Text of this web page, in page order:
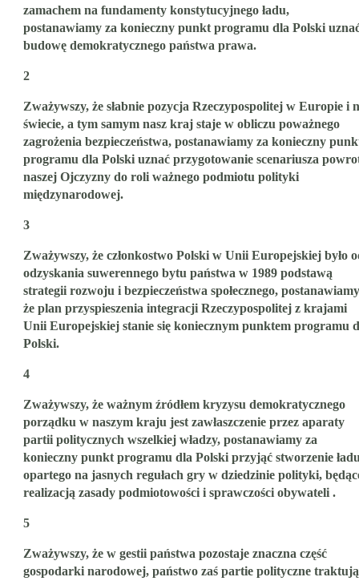
zamachem na fundamenty konstytucyjnego ładu,
postanawiamy za konieczny punkt programu dla Polski
budowę demokratycznego państwa prawa.
2
Zważywszy, że słabnie pozycja Rzeczypospolitej w Europie i
świecie, a tym samym nasz kraj staje w obliczu poważnego
zagrożenia bezpieczeństwa, postanawiamy za konieczny
programu dla Polski uznać przygotowanie scenariusza
naszej Ojczyzny do roli ważnego podmiotu polityki
międzynarodowej.
3
Zważywszy, że członkostwo Polski w Unii Europejskiej było
odzyskania suwerennego bytu państwa w 1989 podstawą
strategii rozwoju i bezpieczeństwa społecznego,
że plan przyspieszenia integracji Rzeczypospolitej z krajami
Unii Europejskiej stanie się koniecznym punktem programu
Polski.
4
Zważywszy, że ważnym źródłem kryzysu demokratycznego
porządku w naszym kraju jest zawłaszczenie przez aparaty
partii politycznych wszelkiej władzy, postanawiamy za
konieczny punkt programu dla Polski przyjąć stworzenie
opartego na jasnych regułach gry w dziedzinie polityki,
realizacją zasady podmiotowości i sprawczości obywateli .
5
Zważywszy, że w gestii państwa pozostaje znaczna część
gospodarki narodowej, państwo zaś partie polityczne traktują